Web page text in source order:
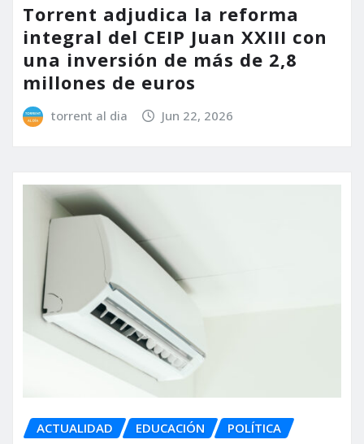
Torrent adjudica la reforma
integral del CEIP Juan XXIII con
una inversión de más de 2,8
millones de euros
torrent al dia Jun 22, 2026
ACTUALIDAD EDUCACIÓN POLÍTICA